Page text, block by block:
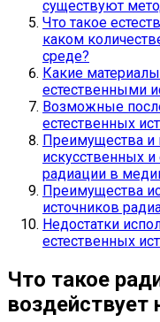
существуют
Что такое
каком
среде?
Какие
естественными
Возможные
естественных
Преимущества и
искусственных
радиации в
Преимущества
источников
Недостатки
естественных
Что такое
воздействует